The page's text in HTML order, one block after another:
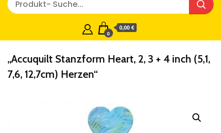
0
0,00 €
„Accuquilt Stanzform Heart, 2, 3 + 4 inch (5,1,
7,6, 12,7cm) Herzen“